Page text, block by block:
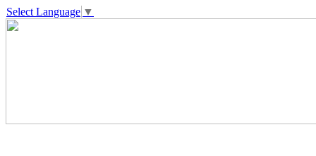
Select Language ▼